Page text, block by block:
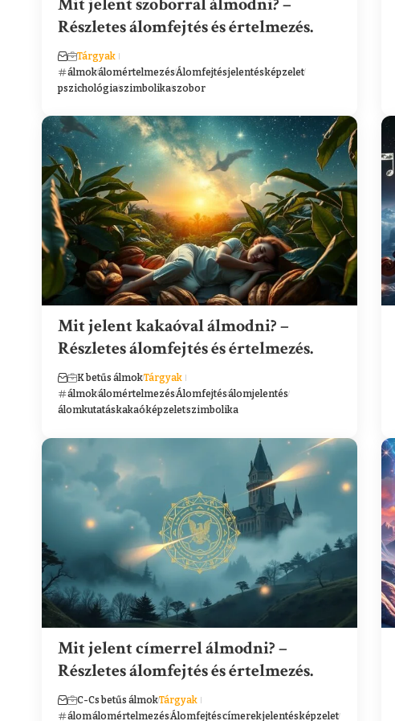
Részletes álomfejtés és értelmezés.
Tárgyak
álmokálomértelmezésÁlomfejtésjelentésképzelet
pszichológiaszimbolikaszobor
Mit jelent kakaóval álmodni? –
Részletes álomfejtés és értelmezés.
K betűs álmokTárgyak
álmokálomértelmezésÁlomfejtésálomjelentés
álomkutatáskakaóképzeletszimbolika
Mit jelent címerrel álmodni? –
Részletes álomfejtés és értelmezés.
C-Cs betűs álmokTárgyak
álomálomértelmezésÁlomfejtéscímerekjelentésképzelet